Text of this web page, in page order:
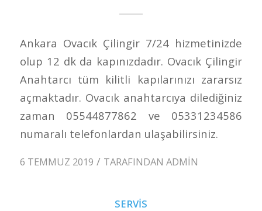
Ankara Ovacık Çilingir 7/24 hizmetinizde
olup 12 dk da kapınızdadır. Ovacık Çilingir
Anahtarcı tüm kilitli kapılarınızı zararsız
açmaktadır. Ovacık anahtarcıya dilediğiniz
zaman 05544877862 ve 05331234586
numaralı telefonlardan ulaşabilirsiniz.
6 TEMMUZ 2019 / TARAFINDAN ADMIN
SERVIS